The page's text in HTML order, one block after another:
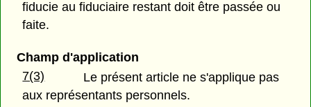
fiducie au fiduciaire restant doit être passée ou
faite.
Champ d'application
7(3)
Le présent article ne s'applique pas
aux représentants personnels.